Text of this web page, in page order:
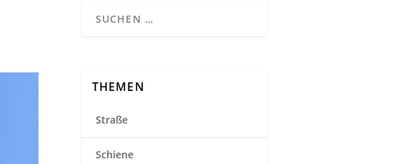
THEMEN
Straße
Schiene